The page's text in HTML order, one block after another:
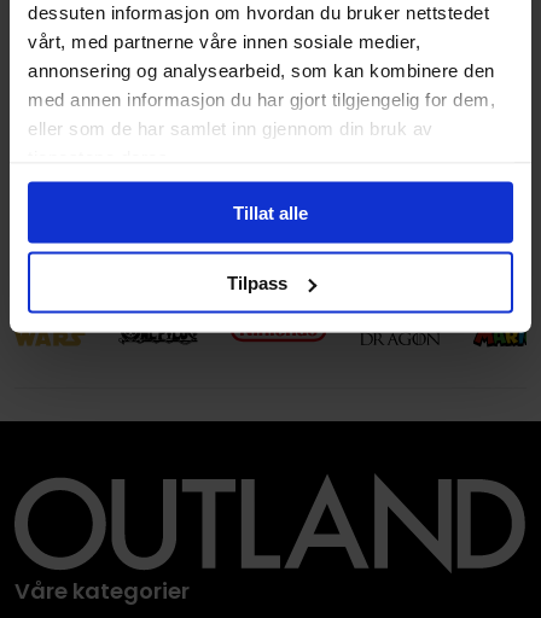
dessuten informasjon om hvordan du bruker nettstedet
vårt, med partnerne våre innen sosiale medier,
annonsering og analysearbeid, som kan kombinere den
med annen informasjon du har gjort tilgjengelig for dem,
eller som de har samlet inn gjennom din bruk av
Tillat alle
Tilpass
Forfattere
WizKids
Utgiver
WizKids
Lanseringsdato
(dd.mm.yyyy)
31.12.2022
Avansert Format
Enkeltmaling
Engelsk
Våre kategorier